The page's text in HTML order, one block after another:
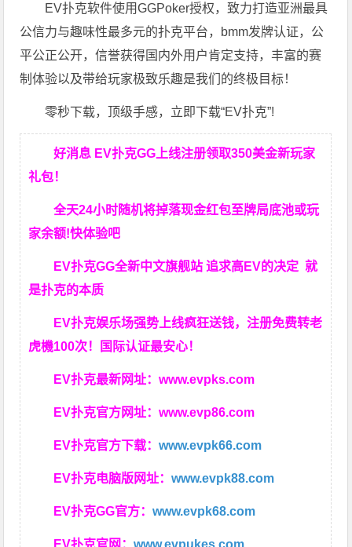
EV扑克软件使用GGPoker授权，致力打造亚洲最具
公信力与趣味性最多元的扑克平台，bmm发牌认证，公
平公正公开，信誉获得国内外用户肯定支持，丰富的赛
制体验以及带给玩家极致乐趣是我们的终极目标！
零秒下载，顶级手感，立即下载“EV扑克”!
好消息 EV扑克GG上线注册领取350美金新玩家
礼包！
全天24小时随机将掉落现金红包至牌局底池或玩
家余额!快体验吧
EV扑克GG全新中文旗舰站 追求高EV的决定就
是扑克的本质
EV扑克娱乐场强势上线疯狂送钱，注册免费转老
虎機100次！国际认证最安心！
EV扑克最新网址：www.evpks.com
EV扑克官方网址：www.evp86.com
EV扑克官方下载：www.evpk66.com
EV扑克电脑版网址：www.evpk88.com
EV扑克GG官方：www.evpk68.com
EV扑克官网：www.evpukes.com